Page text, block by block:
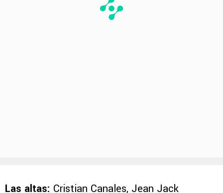
Las altas: Cristian Canales, Jean Jack